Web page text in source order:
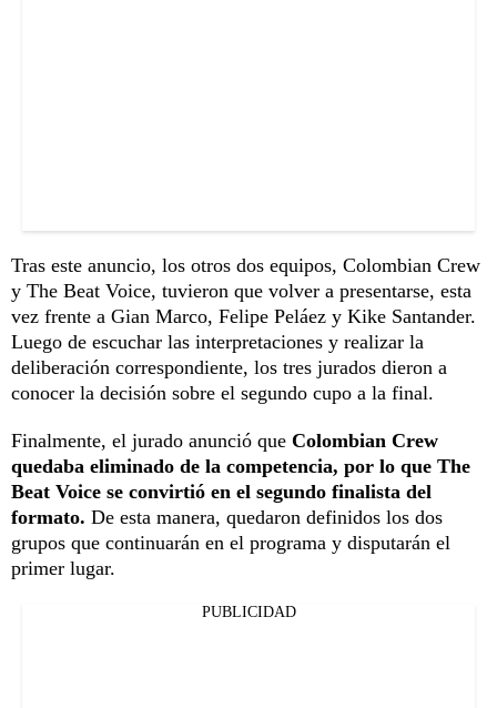
Tras este anuncio, los otros dos equipos, Colombian Crew
y The Beat Voice, tuvieron que volver a presentarse, esta
vez frente a Gian Marco, Felipe Peláez y Kike Santander.
Luego de escuchar las interpretaciones y realizar la
deliberación correspondiente, los tres jurados dieron a
conocer la decisión sobre el segundo cupo a la final.
Finalmente, el jurado anunció que Colombian Crew
quedaba eliminado de la competencia, por lo que The
Beat Voice se convirtió en el segundo finalista del
formato. De esta manera, quedaron definidos los dos
grupos que continuarán en el programa y disputarán el
primer lugar.
PUBLICIDAD